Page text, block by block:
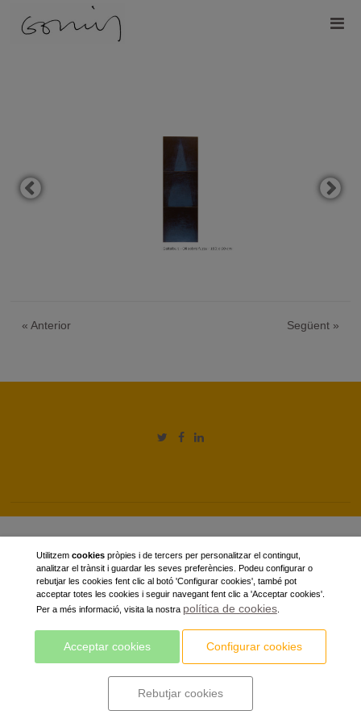
«Anterior Següent »
Utilitzem cookiespròpies i de tercers per personalitzar el contingut,
analitzar el trànsit i guardar les seves preferències. Podeu configurar o
rebutjar les cookies fent clic al botó 'Configurar cookies', també pot
acceptar totes les cookies i seguir navegant fent clic a 'Acceptar cookies'.
Per a més informació, visita la nostra política de cookies.
Acceptar cookies Configurar cookies
Rebutjar cookies